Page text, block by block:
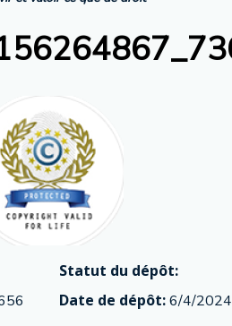
Statut du dépôt:
Date de dépôt:6/4/